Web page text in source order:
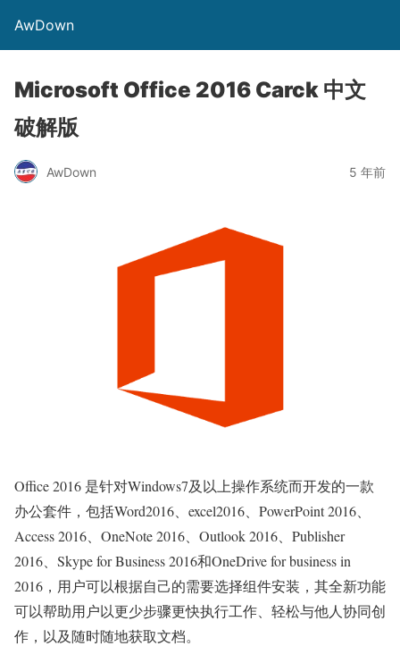
AwDown
Microsoft Office 2016 Carck 中文
破解版
AwDown 5 年前
Office 2016 是针对Windows7及以上操作系统而开发的一款
办公套件，包括Word2016、excel2016、PowerPoint 2016、
Access 2016、OneNote 2016、Outlook 2016、Publisher
2016、Skype for Business 2016和OneDrive for business in
2016，用户可以根据自己的需要选择组件安装，其全新功能
可以帮助用户以更少步骤更快执行工作、轻松与他人协同创
作，以及随时随地获取文档。